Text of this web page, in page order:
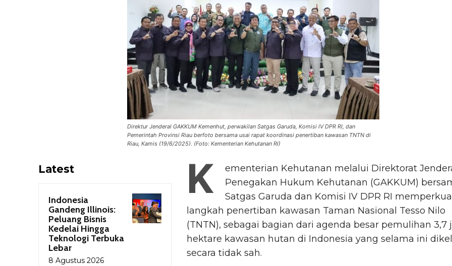
Direktur Jenderal GAKKUM Kemenhut, perwakilan Satgas Garuda, Komisi IV DPR RI, dan
Pemerintah Provinsi Riau berfoto bersama usai rapat koordinasi penertiban kawasan TNTN di
Riau, Kamis (19/6/2025). (Foto: Kementerian Kehutanan RI)
Latest
Indonesia
Gandeng Illinois:
Peluang Bisnis
Kedelai Hingga
Teknologi Terbuka
Lebar
8 Agustus 2026
K
ementerian Kehutanan melalui Direktorat
Penegakan Hukum Kehutanan (GAKKUM)
Satgas Garuda dan Komisi IV DPR RI
langkah penertiban kawasan Taman Nasional Tesso Nilo
(TNTN), sebagai bagian dari agenda besar pemulihan 3,7
hektare kawasan hutan di Indonesia yang selama ini
secara tidak sah.